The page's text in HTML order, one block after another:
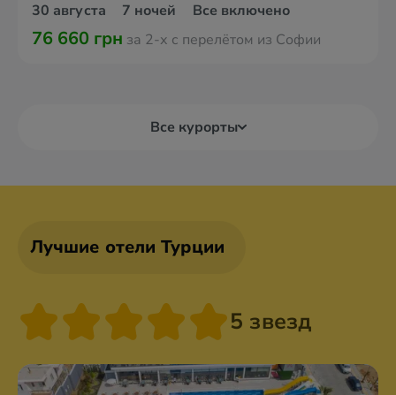
30 августа 7 ночей Все включено
76 660 грн за 2-х с перелётом из Софии
Все курорты
Лучшие отели Турции
5 звезд